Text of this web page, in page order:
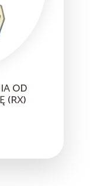
OD
(RX)